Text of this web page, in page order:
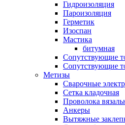
Гидроизоляция
Пароизоляция
Герметик
Изоспан
Мастика
битумная
Сопутствующие
Сопутствующие
Метизы
Сварочные
Сетка кладочная
Проволока
Анкеры
Вытяжные